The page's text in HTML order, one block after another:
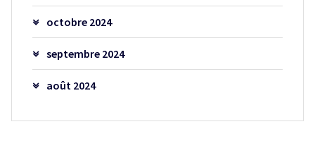
octobre 2024
septembre 2024
août 2024